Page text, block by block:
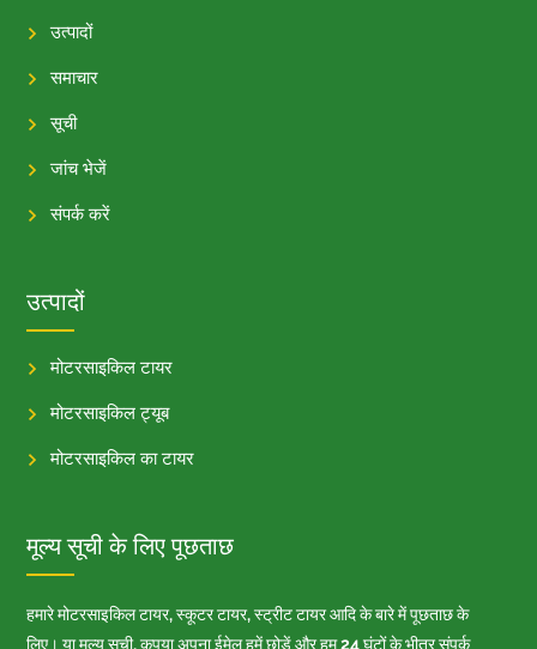
उत्पादों
समाचार
सूची
जांच भेजें
संपर्क करें
उत्पादों
मोटरसाइकिल टायर
मोटरसाइकिल ट्यूब
मोटरसाइकिल का टायर
मूल्य सूची के लिए पूछताछ
हमारे मोटरसाइकिल टायर, स्कूटर टायर, स्ट्रीट टायर आदि के बारे में पूछताछ के
लिए। या मूल्य सूची, कृपया अपना ईमेल हमें छोड़ें और हम 24 घंटों के भीतर संपर्क